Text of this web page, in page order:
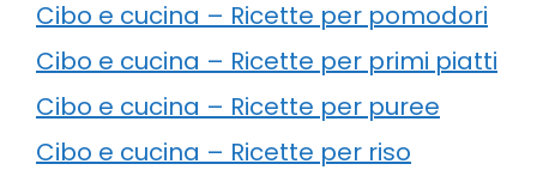
Cibo e cucina – Ricette per pomodori
Cibo e cucina – Ricette per primi piatti
Cibo e cucina – Ricette per puree
Cibo e cucina – Ricette per riso